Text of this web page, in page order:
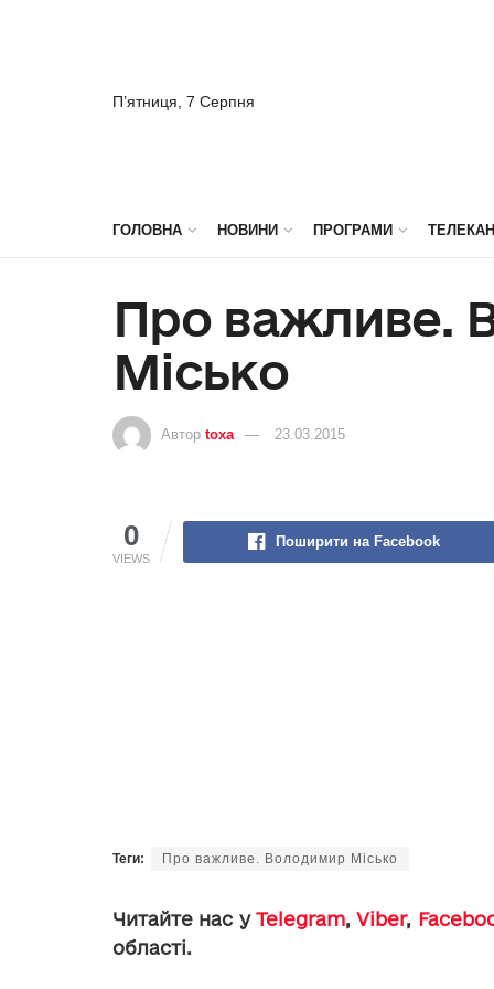
П’ятниця, 7 Серпня
ГОЛОВНА НОВИНИ ПРОГРАМИ
Про важливе.
Місько
Автор toxa 23.03.2015
0
VIEWS
Поширити на Facebook
Теги: Про важливе. Володимир Місько
Читайте нас уTelegram,Viber,
області.